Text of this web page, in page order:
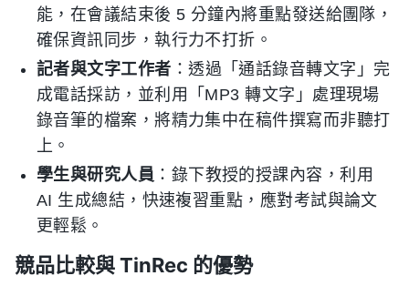
能，在會議結束後 5 分鐘內將重點發送給團隊，
確保資訊同步，執行力不打折。
記者與文字工作者 ：透過「通話錄音轉文字」完
成電話採訪，並利用「MP3 轉文字」處理現場
錄音筆的檔案，將精力集中在稿件撰寫而非聽打
上。
學生與研究人員 ：錄下教授的授課內容，利用
AI 生成總結，快速複習重點，應對考試與論文
更輕鬆。
競品比較與 TinRec 的優勢